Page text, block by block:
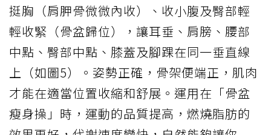
挺胸（肩胛骨微微內收）、收小腹及臀部輕
輕收緊（骨盆歸位），讓耳垂、肩膀、腰部
中點、臀部中點、膝蓋及腳踝在同一垂直線
上（如圖5）。姿勢正確，骨架便端正，肌肉
才能在適當位置收縮和舒展。運用在「骨盆
瘦身操」時，運動的品質提高，燃燒脂肪的